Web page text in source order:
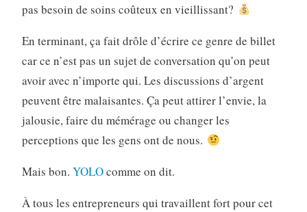
pas besoin de soins coûteux en vieillissant?
En terminant, ça fait drôle d’écrire ce genre de billet
car ce n’est pas un sujet de conversation qu’on peut
avoir avec n’importe qui. Les discussions d’argent
peuvent être malaisantes. Ça peut attirer l’envie, la
jalousie, faire du mémérage ou changer les
perceptions que les gens ont de nous.
Mais bon. YOLOcomme on dit.
À tous les entrepreneurs qui travaillent fort pour cet